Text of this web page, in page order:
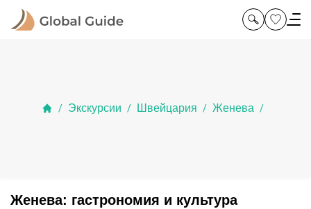
/ Экскурсии / Швейцария / Женева /
Женева: гастрономия и культура